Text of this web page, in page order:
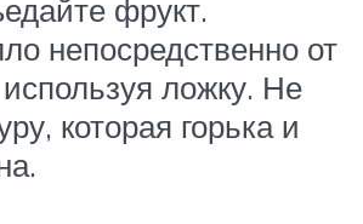
фрукт.
непосредственно от
ложку. Не
которая горька и